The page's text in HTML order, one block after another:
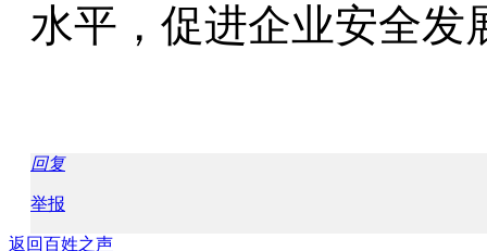
水平，促进企业安全发
回复
举报
返回百姓之声